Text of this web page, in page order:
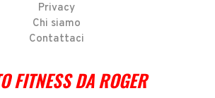
Privacy
Chi siamo
Contattaci
FITNESS DA ROGER